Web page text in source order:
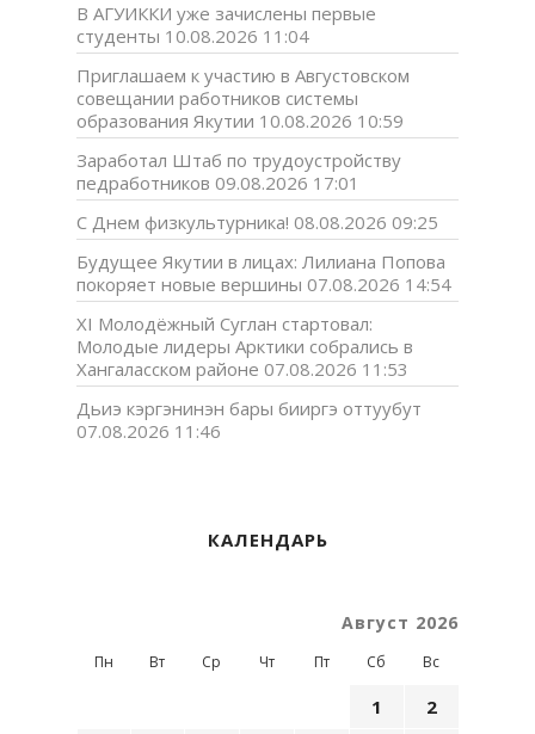
В АГУИККИ уже зачислены первые
студенты 10.08.2026 11:04
Приглашаем к участию в Августовском
совещании работников системы
образования Якутии 10.08.2026 10:59
Заработал Штаб по трудоустройству
педработников 09.08.2026 17:01
С Днем физкультурника! 08.08.2026 09:25
Будущее Якутии в лицах: Лилиана Попова
покоряет новые вершины 07.08.2026 14:54
XI Молодёжный Суглан стартовал:
Молодые лидеры Арктики собрались в
Хангаласском районе 07.08.2026 11:53
Дьиэ кэргэнинэн бары бииргэ оттуубут
07.08.2026 11:46
КАЛЕНДАРЬ
Август 2026
Пн Вт Ср Чт Пт Сб Вс
1
2